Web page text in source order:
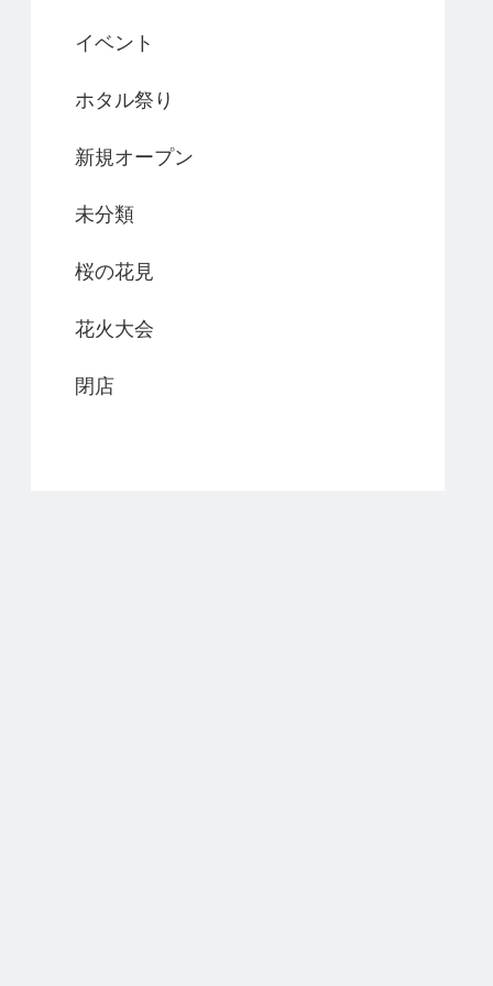
イベント
ホタル祭り
新規オープン
未分類
桜の花見
花火大会
閉店